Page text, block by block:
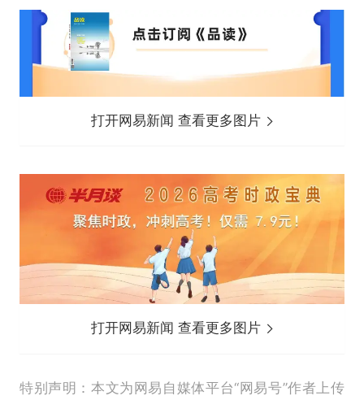
打开网易新闻 查看更多图片
打开网易新闻 查看更多图片
特别声明：本文为网易自媒体平台“网易号”作者上传